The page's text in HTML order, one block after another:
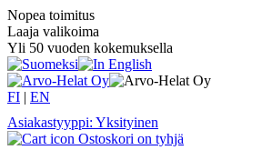
Nopea toimitus
Laaja valikoima
Yli 50 vuoden kokemuksella
FI | EN
Asiakastyyppi: Yksityinen
Ostoskori on tyhjä